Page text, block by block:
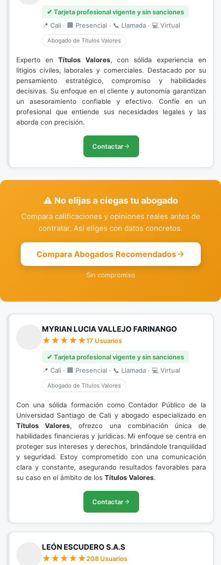
✔ Tarjeta profesional vigente y sin sanciones
📍 Cali · 🏢 Presencial · 📞 Llamada · 💻 Virtual
Abogado de Títulos Valores
Experto en Títulos Valores, con sólida experiencia en
litigios civiles, laborales y comerciales. Destacado por su
pensamiento estratégico, compromiso y habilidades
decisivas. Su enfoque en el cliente y autonomía garantizan
un asesoramiento confiable y efectivo. Confíe en un
profesional que entiende sus necesidades legales y las
aborda con precisión.
Contactar
⚠️ No elijas a ciegas tu abogado
Compara calificaciones y opiniones reales antes de
contratar. Así eliges con datos concretos.
Compara Abogados Recomendados
Sin compromiso
MYRIAN LUCIA VALLEJO FARINANGO
17 Usuarios
✔ Tarjeta profesional vigente y sin sanciones
📍 Cali · 🏢 Presencial · 📞 Llamada · 💻 Virtual
Abogado de Títulos Valores
Con una sólida formación como Contador Público de la
Universidad Santiago de Cali y abogado especializado en
Títulos Valores, ofrezco una combinación única de
habilidades financieras y jurídicas. Mi enfoque se centra en
proteger sus intereses y derechos, brindándole tranquilidad
y seguridad. Estoy comprometido con una comunicación
clara y constante, asegurando resultados favorables para
su caso en el ámbito de los Títulos Valores.
Contactar
LEÓN ESCUDERO S.A.S
208 Usuarios